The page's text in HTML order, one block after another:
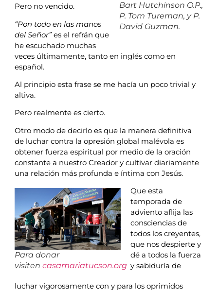
Bart Hutchinson O.P.,
P. Tom Tureman, y P.
David Guzman.
Pero no vencido.
“Pon todo en las manos
del Señor”es el refrán que
he escuchado muchas
veces últimamente, tanto en inglés como en
español.
Al principio esta frase se me hacía un poco trivial y
altiva.
Pero realmente es cierto.
Otro modo de decirlo es que la manera definitiva
de luchar contra la opresión global malévola es
obtener fuerza espiritual por medio de la oración
constante a nuestro Creador y cultivar diariamente
una relación más profunda e íntima con Jesús.
Para donar
visiten casamariatucson.org
Que esta
temporada de
adviento aflija las
consciencias de
todos los creyentes,
que nos despierte y
dé a todos la fuerza
y sabiduría de
luchar vigorosamente con y para los oprimidos